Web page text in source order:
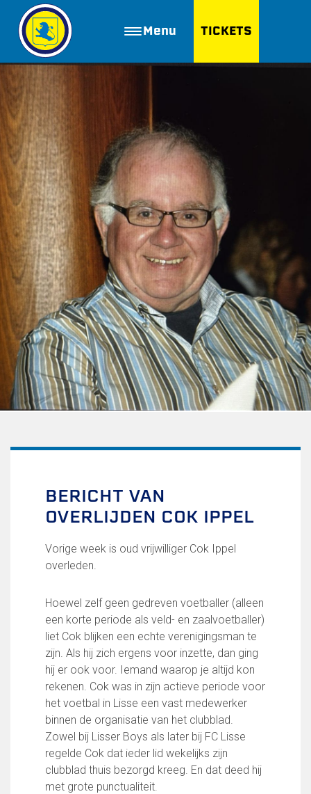
Menu TICKETS
ZOEKEN
Golfbaan Ter Specke
Webshop
Nieuws
Vacatures
Join FC Lisse
Aanmelden voor proeftraining
Lid worden van FC Lisse
Word vrijwilliger
De Club van 100
Uitschrijven
Over FC Lisse
Organisatie
Informatie voor de Pers
Onze historie
Fysiotherapie voor leden
Kledingplan
Contributie
Gevonden voorwerpen
Teams
FC Lisse 1
FC Lisse 2
Toegangs- en seizoenskaarten
Heren- en jongensvoetbal
Vrouwen 1
Vrouwen- en meidenvoetbal
7 tegen 7 Voetbal (35+)
Zaalvoetbal
Walking Football
Uitslagen
BERICHT VAN
OVERLIJDEN COK IPPEL
Vorige week is oud vrijwilliger Cok Ippel
overleden.
Hoewel zelf geen gedreven voetballer (alleen
een korte periode als veld- en zaalvoetballer)
liet Cok blijken een echte verenigingsman te
zijn. Als hij zich ergens voor inzette, dan ging
hij er ook voor. Iemand waarop je altijd kon
rekenen. Cok was in zijn actieve periode voor
het voetbal in Lisse een vast medewerker
binnen de organisatie van het clubblad.
Zowel bij Lisser Boys als later bij FC Lisse
regelde Cok dat ieder lid wekelijks zijn
clubblad thuis bezorgd kreeg. En dat deed hij
met grote punctualiteit.